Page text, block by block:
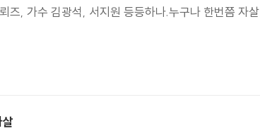
즈, 가수 김광석, 서지원 등등하나.누구나 한번쯤